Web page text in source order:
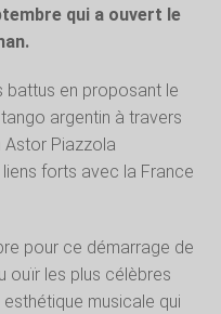
qui a ouvert le
battus en proposant le
argentin à travers
Astor Piazzola
forts avec la France
pour ce démarrage de
ouïr les plus célèbres
musicale qui